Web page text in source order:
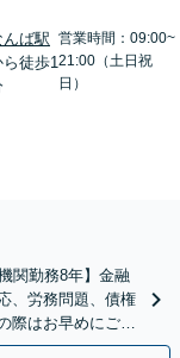
んば駅
ら徒歩1
営業時間：09:00~
21:00（土日祝
日）
関勤務8年】金融
、労務問題、債権
際はお早めにご相